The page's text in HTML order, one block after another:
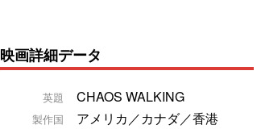
映画詳細データ
英題 CHAOS WALKING
製作国 アメリカ／カナダ／香港